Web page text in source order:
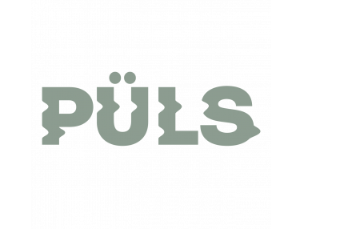
soit et aider les athlètes à courir plus vite
Si vous voulez être le premier, courez
Citoyen du Sport
bénéficiez de 15% chez i-Run